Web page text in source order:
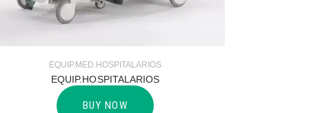
EQUIP.MED.HOSPITALARIOS
EQUIP.HOSPITALARIOS
BUY NOW